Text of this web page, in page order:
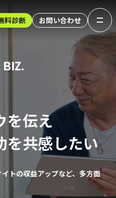
料診断 お問い合わせ
を伝え
を共感したい
トの収益アップなど、多方面